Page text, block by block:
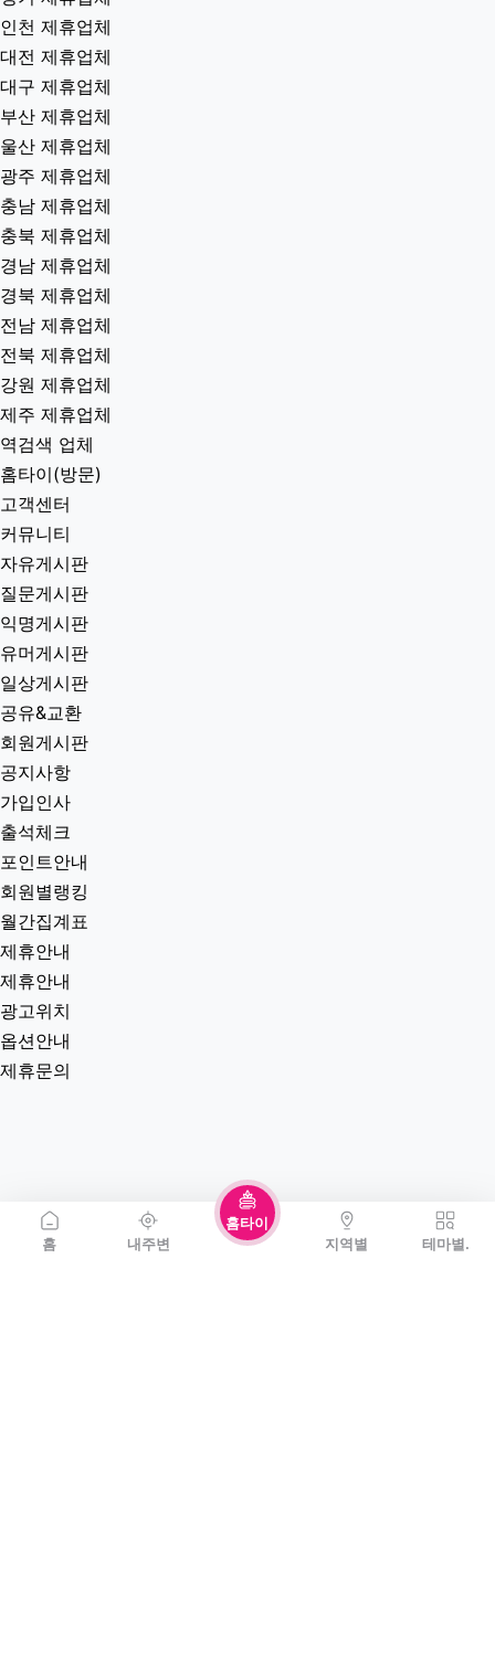
홈 내주변
홈타이
지역별
테마별.
인천 제휴업체
대전 제휴업체
대구 제휴업체
부산 제휴업체
울산 제휴업체
광주 제휴업체
충남 제휴업체
충북 제휴업체
경남 제휴업체
경북 제휴업체
전남 제휴업체
전북 제휴업체
강원 제휴업체
제주 제휴업체
역검색 업체
홈타이(방문)
고객센터
커뮤니티
자유게시판
질문게시판
익명게시판
유머게시판
일상게시판
공유&교환
회원게시판
공지사항
가입인사
출석체크
포인트안내
회원별랭킹
월간집계표
제휴안내
제휴안내
광고위치
옵션안내
제휴문의